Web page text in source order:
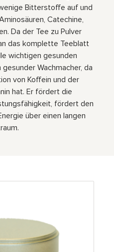
Bitterstoffe auf und
Catechine,
Da der Tee zu Pulver
das komplette Teeblatt
wichtigen gesunden
Wachmacher, da
von Koffein und der
hat. Er fördert die
fördert den
über einen langen